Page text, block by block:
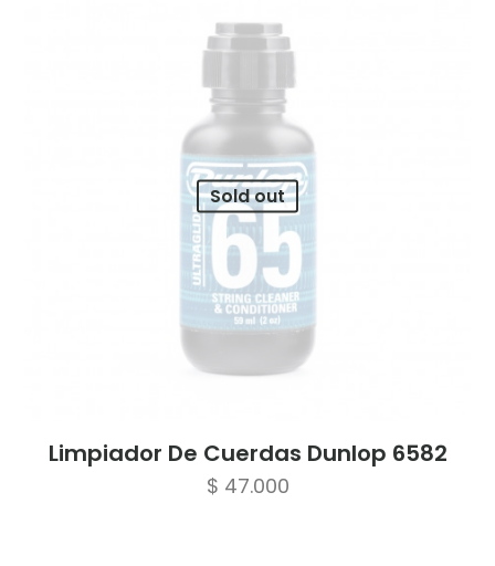
Sold out
Limpiador De Cuerdas Dunlop 6582
$ 47.000